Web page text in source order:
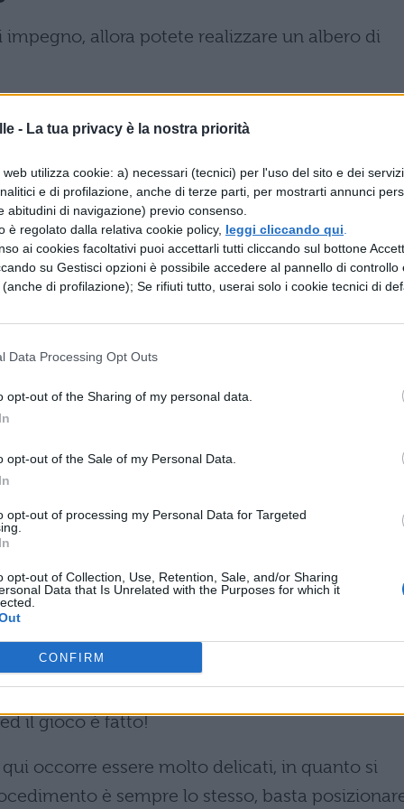
- La tua privacy è la nostra priorità
utilizza cookie: a) necessari (tecnici) per l'uso del sito e dei
e di profilazione, anche di terze parti, per mostrarti annunci
abitudini di navigazione) previo consenso.
è regolato dalla relativa cookie policy, leggi cliccando qui
ai cookies facoltativi puoi accettarli tutti cliccando sul bottone
su Gestisci opzioni è possibile accedere al pannello di controllo
di profilazione); Se rifiuti tutto, userai solo i cookie tecnici di
Data Processing Opt Outs
opt-out of the Sharing of my personal data.
opt-out of the Sale of my Personal Data.
opt-out of processing my Personal Data for Targeted
opt-out of Collection, Use, Retention, Sale, and/or Sharing
Data that Is Unrelated with the Purposes for which it
CONFIRM
impegno, allora potete realizzare un albero di
aggiungere pigne, frutta secca (magari
è un po’ più complicato ma se avete gli
tavola di legno dandogli la forma di un
mensoline qua e là, dove appoggerete palline
bordi le luci colorate.
originale senza abete
e legno non sono gli unici materiali da
alternativo fai da te
di Natale fai da te!
basta posizionare i libri in modo da formare
il gioco è fatto!
qui occorre essere molto delicati, in quanto si
è sempre lo stesso, basta